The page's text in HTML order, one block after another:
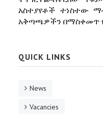
አስተያየቶች ተነስተው
አቅጣጫዎችን በማስቀመጥ
QUICK LINKS
News
Vacancies